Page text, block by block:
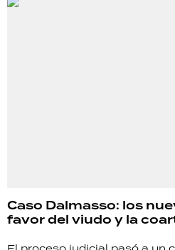
Caso Dalmasso: los
favor del viudo y la